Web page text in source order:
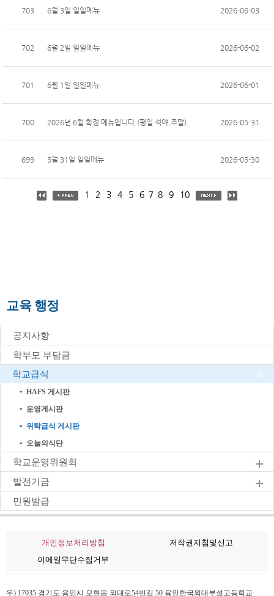
703 6월 3일 일일메뉴 2026-06-03
702 6월 2일 일일메뉴 2026-06-02
701 6월 1일 일일메뉴 2026-06-01
700 2026년 6월 확정 메뉴입니다.(평일 석야,주말) 2026-05-31
699 5월 31일 일일메뉴 2026-05-30
1 2 3 4 5 6 7 8 9 10
교육 행정
공지사항
학부모 부담금
학교급식
HAFS 게시판
운영게시판
위탁급식 게시판
오늘의식단
학교운영위원회
발전기금
민원발급
개인정보처리방침
저작권지침및신고
이메일무단수집거부
우) 17035 경기도 용인시 모현읍 외대로54번길 50 용인한국외대부설고등학교